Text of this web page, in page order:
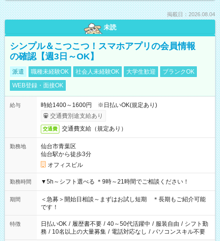
掲載日：2026.08.04
未読
シンプル＆こつこつ！スマホアプリの会員情報
の確認【週3日～OK】
派遣 職種未経験OK 社会人未経験OK 大学生歓迎
ブランクOK
WEB登録・面接OK
給与
時給1400～1600円 ※日払いOK(規定あり)
交通費別途支給あり
交通費 交通費支給（規定あり）
勤務地
仙台市青葉区
仙台駅から徒歩3分
オフィスビル
勤務時間 ▼5h～シフト選べる ＊9時～21時間でご相談ください！
期間
＜急募＞開始日相談～まずはお試し短期 ＊長期もご紹介可能
です！
特徴 日払いOK / 履歴書不要 / 40～50代活躍中 / 服装自由 / シフト勤
務 / 10名以上の大量募集 / 電話対応なし / パソコンスキル不要